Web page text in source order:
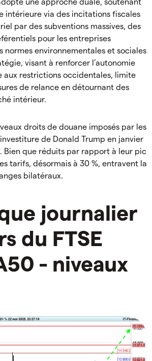
intérieure via des incitations fiscales
par des subventions massives, des
pour les entreprises
normes environnementales et sociales
visant à renforcer l’autonomie
aux restrictions occidentales, limite
de relance en détournant des
intérieur.
droits de douane imposés par les
de Donald Trump en janvier
Bien que réduits par rapport à leur pic
tarifs, désormais à 30 %, entravent la
bilatéraux.
journalier
du FTSE
- niveaux